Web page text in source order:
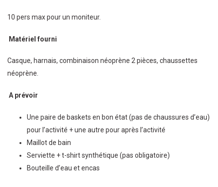
10 pers max pour un moniteur.
Matériel fourni
Casque, harnais, combinaison néoprène 2 pièces, chaussettes
néoprène.
A prévoir
Une paire de baskets en bon état (pas de chaussures d’eau)
pour l’activité + une autre pour après l’activité
Maillot de bain
Serviette + t-shirt synthétique (pas obligatoire)
Bouteille d’eau et encas